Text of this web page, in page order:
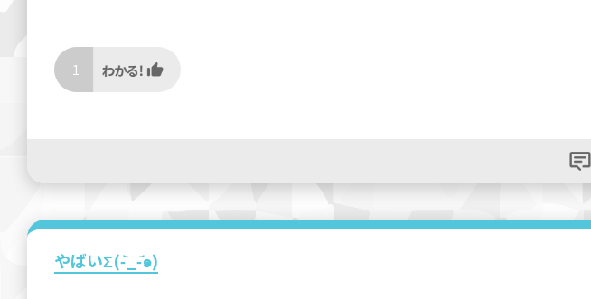
1
やばいΣ(-᷅_-᷄๑)